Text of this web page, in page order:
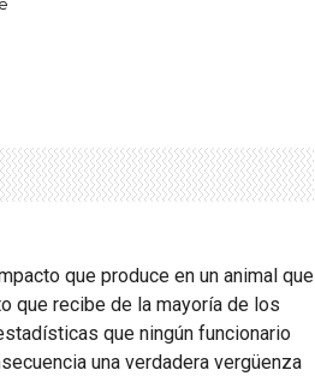
que produce en un animal que
que recibe de la mayoría de los
que ningún funcionario
una verdadera vergüenza